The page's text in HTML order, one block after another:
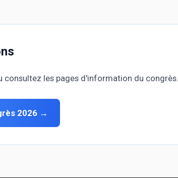
consultez les pages d'information du congrès.
2026 →